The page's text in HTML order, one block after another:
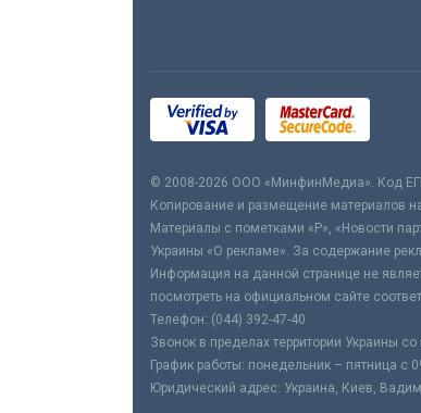
© 2008-2026 ООО «МинфинМедиа». Код
Копирование и размещение материалов
Материалы с пометками «Р», «Новости
Украины «О рекламе». За содержание
Информация на данной странице не
посмотреть на официальном сайте
Телефон: (044) 392-47-40
Звонок в пределах территории Украины
График работы: понедельник – пятница с
Юридический адрес: Украина, Киев,